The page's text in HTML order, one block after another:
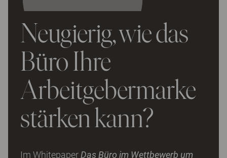
Neugierig, wie das
Büro Ihre
Arbeitgebermarke
stärken kann?
Im WhitepaperDas Büro im Wettbewerb um